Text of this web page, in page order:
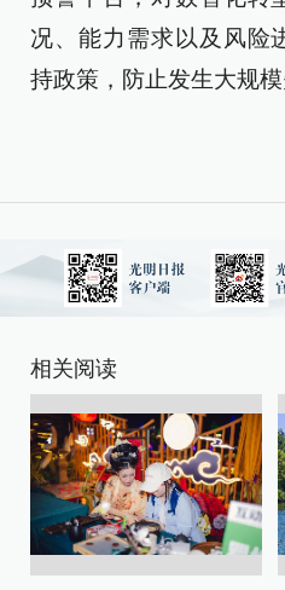
况、能力需求以及风险
持政策，防止发生大规模
相关阅读